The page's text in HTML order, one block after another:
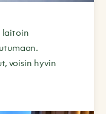
laitoin
voisin hyvin